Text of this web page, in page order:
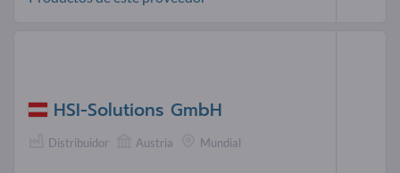
HSI-Solutions GmbH
Distribuidor Austria Mundial